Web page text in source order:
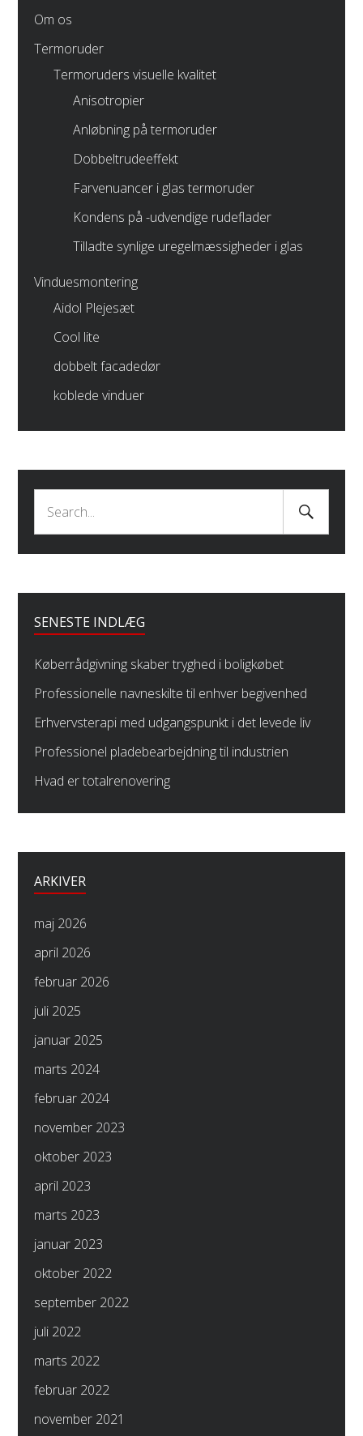
Om os
Termoruder
Termoruders visuelle kvalitet
Anisotropier
Anløbning på termoruder
Dobbeltrudeeffekt
Farvenuancer i glas termoruder
Kondens på -udvendige rudeflader
Tilladte synlige uregelmæssigheder i glas
Vinduesmontering
Aidol Plejesæt
Cool lite
dobbelt facadedør
koblede vinduer
Search
for:
Search
Submit
SENESTE INDLÆG
Køberrådgivning skaber tryghed i boligkøbet
Professionelle navneskilte til enhver begivenhed
Erhvervsterapi med udgangspunkt i det levede liv
Professionel pladebearbejdning til industrien
Hvad er totalrenovering
ARKIVER
maj 2026
april 2026
februar 2026
juli 2025
januar 2025
marts 2024
februar 2024
november 2023
oktober 2023
april 2023
marts 2023
januar 2023
oktober 2022
september 2022
juli 2022
marts 2022
februar 2022
november 2021